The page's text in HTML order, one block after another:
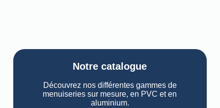
Notre catalogue
Découvrez nos différentes gammes de
menuiseries sur mesure, en PVC et en
aluminium.